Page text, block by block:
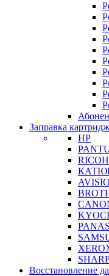
Заправка
HP
RICOH
Восстановление